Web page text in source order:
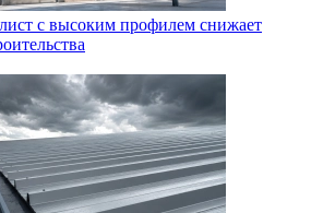
с высоким профилем снижает